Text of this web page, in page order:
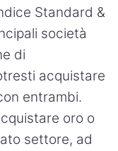
Standard &
società
di
acquistare
entrambi.
oro o
settore, ad